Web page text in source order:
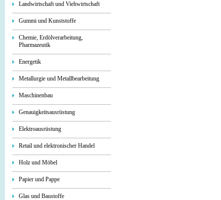
Landwirtschaft und Viehwirtschaft
Gummi und Kunststoffe
Chemie, Erdölverarbeitung,
Pharmazeutik
Energetik
Metallurgie und Metallbearbeitung
Maschinenbau
Genauigkeitsausrüstung
Elektroausrüstung
Retail und elektronischer Handel
Holz und Möbel
Papier und Pappe
Glas und Baustoffe